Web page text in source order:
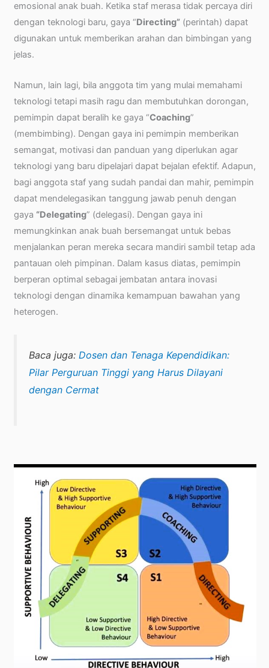
emosional anak buah. Ketika staf merasa tidak percaya diri
dengan teknologi baru, gaya “Directing” (perintah) dapat
digunakan untuk memberikan arahan dan bimbingan yang
jelas.
Namun, lain lagi, bila anggota tim yang mulai memahami
teknologi tetapi masih ragu dan membutuhkan dorongan,
pemimpin dapat beralih ke gaya “Coaching”
(membimbing). Dengan gaya ini pemimpin memberikan
semangat, motivasi dan panduan yang diperlukan agar
teknologi yang baru dipelajari dapat bejalan efektif. Adapun,
bagi anggota staf yang sudah pandai dan mahir, pemimpin
dapat mendelegasikan tanggung jawab penuh dengan
gaya “Delegating” (delegasi). Dengan gaya ini
memungkinkan anak buah bersemangat untuk bebas
menjalankan peran mereka secara mandiri sambil tetap ada
pantauan oleh pimpinan. Dalam kasus diatas, pemimpin
berperan optimal sebagai jembatan antara inovasi
teknologi dengan dinamika kemampuan bawahan yang
heterogen.
Baca juga: Dosen dan Tenaga Kependidikan:
Pilar Perguruan Tinggi yang Harus Dilayani
dengan Cermat